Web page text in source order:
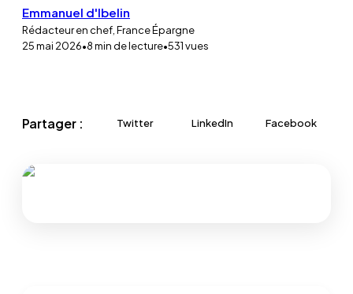
Emmanuel d'Ibelin
Rédacteur en chef, France Épargne
25 mai 2026•8min de lecture•531vues
Partager : Twitter LinkedIn Facebook